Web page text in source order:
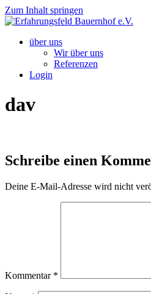
Zum Inhalt springen
über uns
Wir über uns
Referenzen
Login
dav
Schreibe einen
Deine E-Mail-Adresse wird nicht
Kommentar *